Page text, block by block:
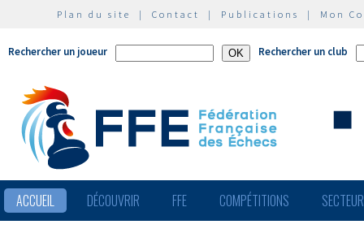
Plan du site | Contact | Publications | Mon
Rechercher un joueur Rechercher un club
ACCUEIL DÉCOUVRIR FFE COMPÉTITIONS